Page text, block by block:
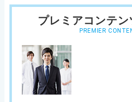
プレミアコンテン
PREMIER